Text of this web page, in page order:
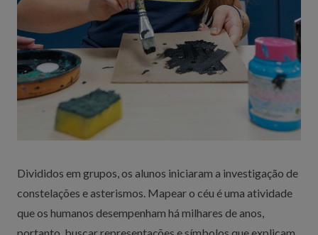
Divididos em grupos, os alunos iniciaram a investigação de
constelações e asterismos. Mapear o céu é uma atividade
que os humanos desempenham há milhares de anos,
portanto, buscar representações e símbolos que explicam